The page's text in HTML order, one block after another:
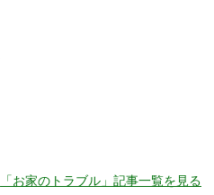
「お家のトラブル」記事一覧を見る